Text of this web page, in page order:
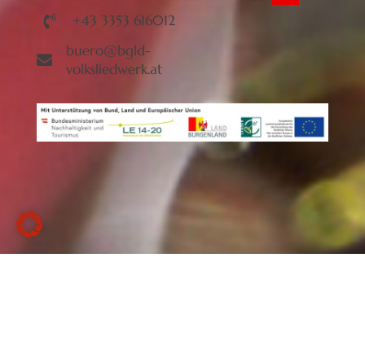
+43 3353 616012
buero@bgld-
volksliedwerk.at